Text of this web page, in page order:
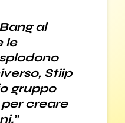
al
le
Stiip
gruppo
per creare